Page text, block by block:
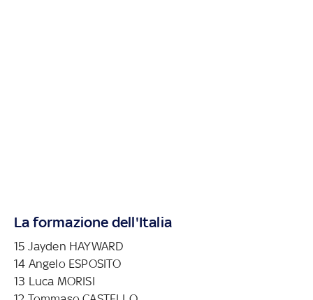
La formazione dell'Italia
15 Jayden HAYWARD
14 Angelo ESPOSITO
13 Luca MORISI